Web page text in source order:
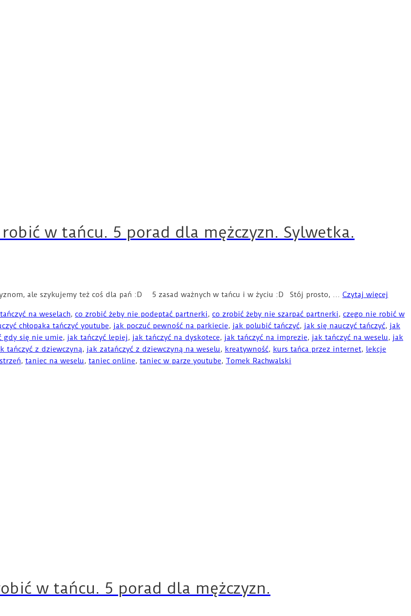
robić w tańcu. 5 porad dla mężczyzn. Sylwetka.
ale szykujemy też coś dla pań :D 5 zasad ważnych w tańcu i w życiu :D Stój prosto, … Czytaj więcej
na weselach, co zrobić żeby nie podeptać partnerki, co zrobić żeby nie szarpać partnerki, czego nie robić w
chłopaka tańczyć youtube, jak poczuć pewność na parkiecie, jak polubić tańczyć, jak się nauczyć tańczyć, jak
gdy się nie umie, jak tańczyć lepiej, jak tańczyć na dyskotece, jak tańczyć na imprezie, jak tańczyć na weselu, jak
tańczyć z dziewczyną, jak zatańczyć z dziewczyną na weselu, kreatywność, kurs tańca przez internet, lekcje
, taniec na weselu, taniec online, taniec w parze youtube, Tomek Rachwalski
w tańcu. 5 porad dla mężczyzn.